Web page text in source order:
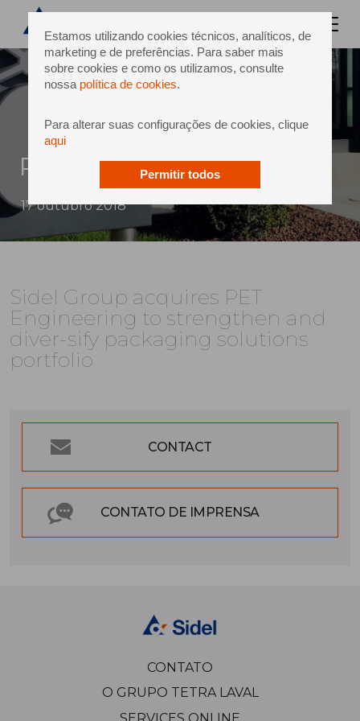
Estamos utilizando cookies técnicos, analíticos, de
marketing e de preferências. Para saber mais
sobre cookies e como os utilizamos, consulte
nossa política de cookies.
Para alterar suas configurações de cookies, clique
aqui
Permitir todos
PET Engineering
17 outubro 2018
Sidel Group acquires PET
Engineering to strengthen and
diver-sify packaging solutions
portfolio
CONTACT
CONTATO DE IMPRENSA
CONTATO
O GRUPO TETRA LAVAL